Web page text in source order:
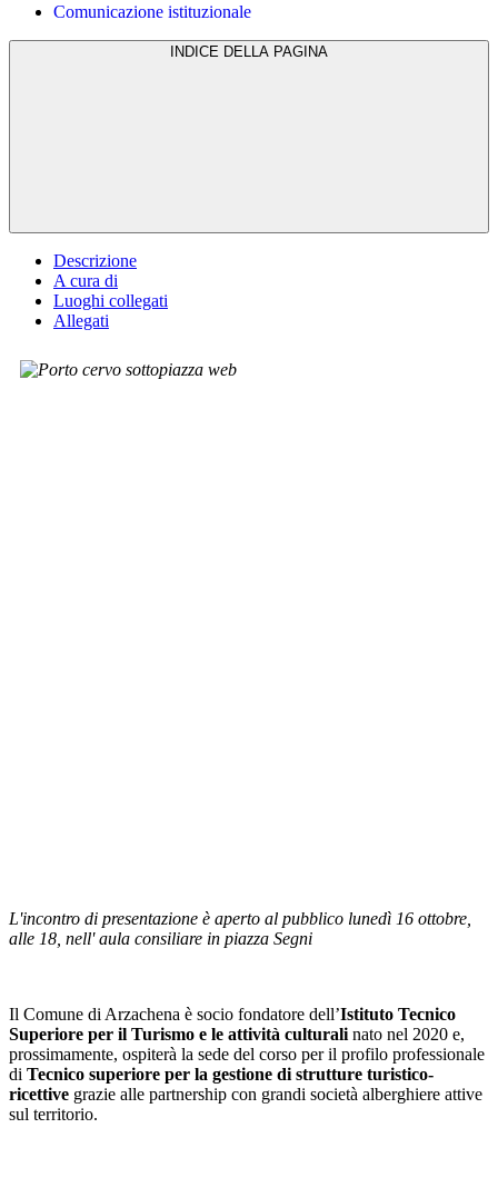
Comunicazione istituzionale
Descrizione
A cura di
Luoghi collegati
Allegati
L'incontro di presentazione è aperto al pubblico lunedì 16 ottobre,
alle 18, nell' aula consiliare in piazza Segni
Il Comune di Arzachena è socio fondatore dell’Istituto Tecnico
Superiore per il Turismo e le attività culturali nato nel 2020 e,
prossimamente, ospiterà la sede del corso per il profilo professionale
di Tecnico superiore per la gestione di strutture turistico-
ricettive grazie alle partnership con grandi società alberghiere attive
sul territorio.